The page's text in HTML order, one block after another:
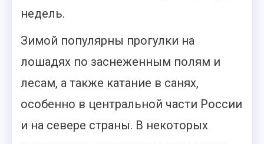
недель.
Зимой популярны прогулки на
лошадях по заснеженным полям и
лесам, а также катание в санях,
особенно в центральной части России
и на севере страны. В некоторых